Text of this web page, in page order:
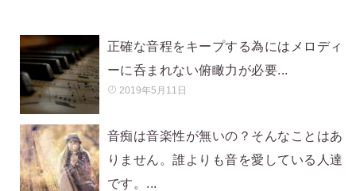
正確な音程をキープする為にはメロディ
ーに呑まれない俯瞰力が必要...
2019年5月11日
音痴は音楽性が無いの？そんなことはあ
りません。誰よりも音を愛している人達
です。...